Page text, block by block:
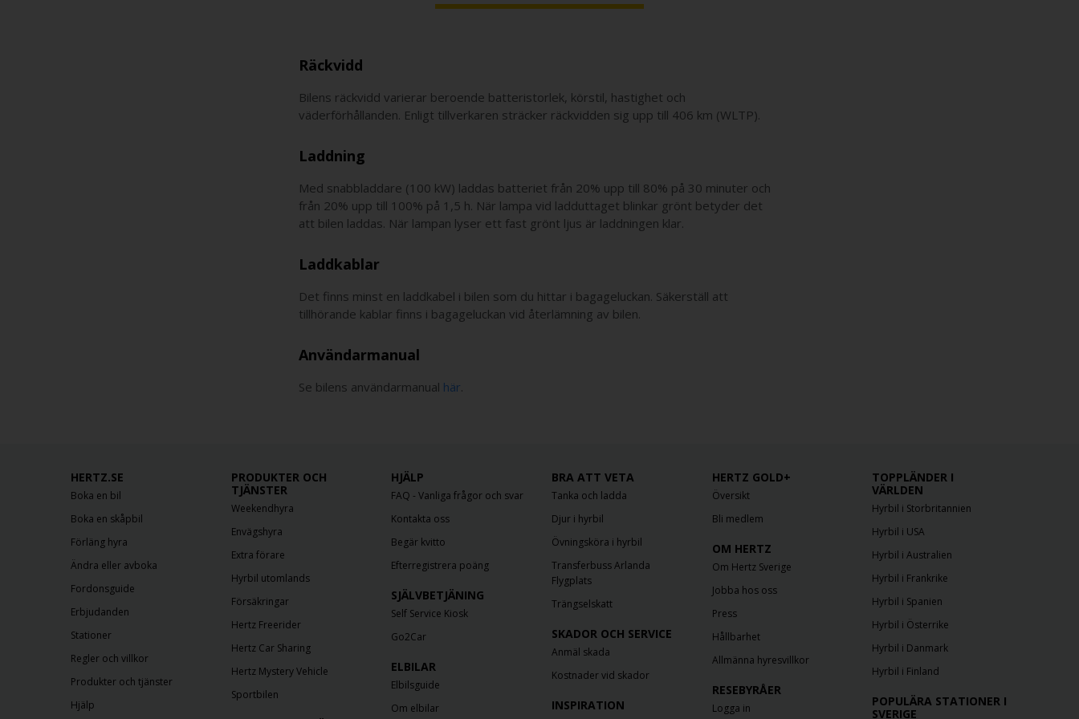
Räckvidd
Bilens räckvidd varierar beroende batteristorlek, körstil, hastighet och
väderförhållanden. Enligt tillverkaren sträcker räckvidden sig upp till 406 km (WLTP).
Laddning
Med snabbladdare (100 kW) laddas batteriet från 20% upp till 80% på 30 minuter och
från 20% upp till 100% på 1,5 h. När lampa vid ladduttaget blinkar grönt betyder det
att bilen laddas. När lampan lyser ett fast grönt ljus är laddningen klar.
Laddkablar
Det finns minst en laddkabel i bilen som du hittar i bagageluckan. Säkerställ att
tillhörande kablar finns i bagageluckan vid återlämning av bilen.
Användarmanual
Se bilens användarmanual här.
HERTZ.SE
Boka en bil
Boka en skåpbil
Förläng hyra
Ändra eller avboka
Fordonsguide
Erbjudanden
Stationer
Regler och villkor
Produkter och tjänster
Hjälp
PRODUKTER OCH
TJÄNSTER
Weekendhyra
Envägshyra
Extra förare
Hyrbil utomlands
Försäkringar
Hertz Freerider
Hertz Car Sharing
Hertz Mystery Vehicle
Sportbilen
HJÄLP
FAQ - Vanliga frågor och svar
Kontakta oss
Begär kvitto
Efterregistrera poäng
SJÄLVBETJÄNING
Self Service Kiosk
Go2Car
ELBILAR
Elbilsguide
Om elbilar
BRA ATT VETA
Tanka och ladda
Djur i hyrbil
Övningsköra i hyrbil
Transferbuss Arlanda
Flygplats
Trängselskatt
SKADOR OCH SERVICE
Anmäl skada
Kostnader vid skador
INSPIRATION
HERTZ GOLD+
Översikt
Bli medlem
OM HERTZ
Om Hertz Sverige
Jobba hos oss
Press
Hållbarhet
Allmänna hyresvillkor
RESEBYRÅER
Logga in
TOPPLÄNDER I
VÄRLDEN
Hyrbil i Storbritannien
Hyrbil i USA
Hyrbil i Australien
Hyrbil i Frankrike
Hyrbil i Spanien
Hyrbil i Österrike
Hyrbil i Danmark
Hyrbil i Finland
POPULÄRA STATIONER I
SVERIGE